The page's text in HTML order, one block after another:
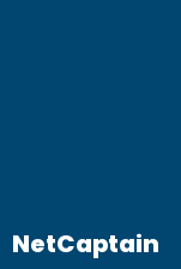
NetCaptain